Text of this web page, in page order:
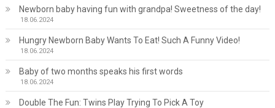
Newborn baby having fun with grandpa! Sweetness of the day!
18.06.2024
Hungry Newborn Baby Wants To Eat! Such A Funny Video!
18.06.2024
Baby of two months speaks his first words
18.06.2024
Double The Fun: Twins Play Trying To Pick A Toy